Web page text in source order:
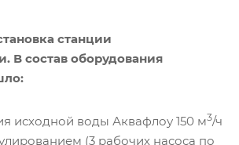
станции
В состав оборудования
исходной воды Аквафлоу 150 м3/ч
(3 рабочих насоса по